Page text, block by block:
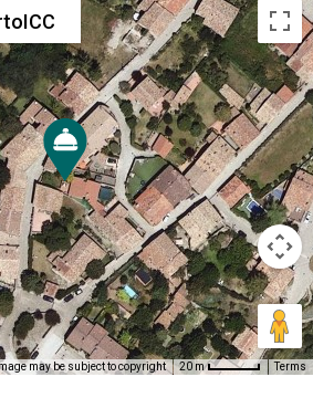
may be subject to copyright 20 m Terms